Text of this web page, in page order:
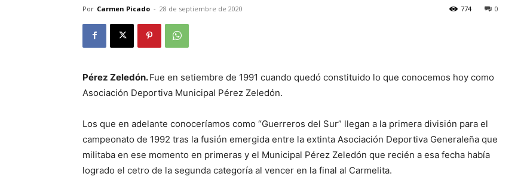
Por Carmen Picado - 28 de septiembre de 2020 0
774
Pérez Zeledón.Fue en setiembre de 1991 cuando quedó constituido lo que conocemos hoy como
Asociación Deportiva Municipal Pérez Zeledón.
Los que en adelante conoceríamos como “Guerreros del Sur” llegan a la primera división para el
campeonato de 1992 tras la fusión emergida entre la extinta Asociación Deportiva Generaleña que
militaba en ese momento en primeras y el Municipal Pérez Zeledón que recién a esa fecha había
logrado el cetro de la segunda categoría al vencer en la final al Carmelita.